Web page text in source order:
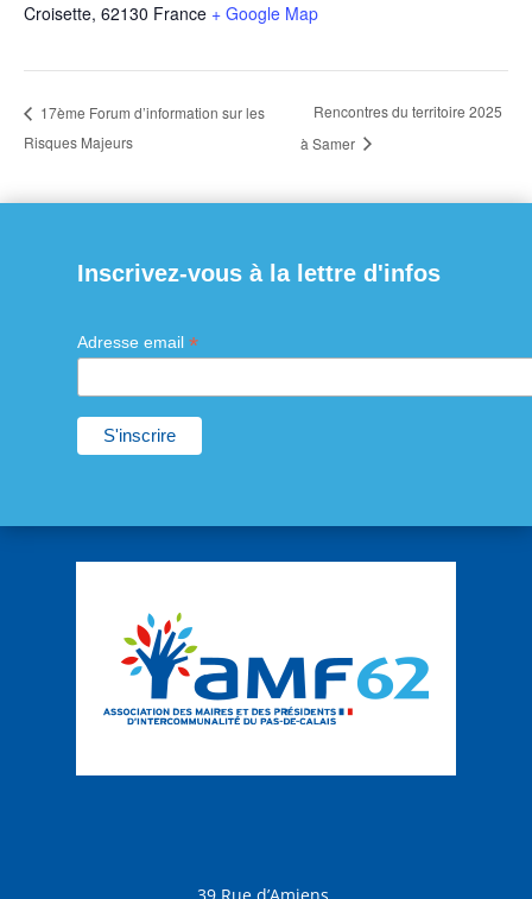
Croisette, 62130 France + Google Map
17ème Forum d’information sur les
Risques Majeurs
Rencontres du territoire 2025
à Samer
Inscrivez-vous à la lettre d'infos
Adresse email *